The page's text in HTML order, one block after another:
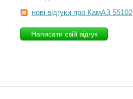
нові відгуки про КамАЗ 55102
Написати свій відгук